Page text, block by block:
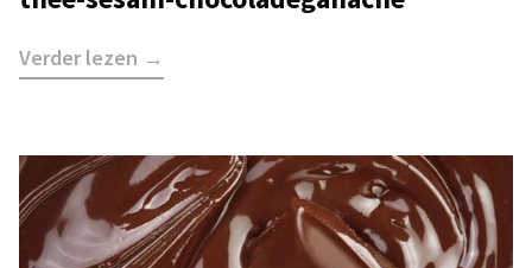
Verder lezen →